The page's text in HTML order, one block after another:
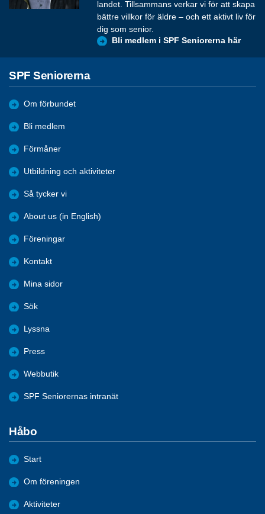
landet. Tillsammans verkar vi för att skapa
bättre villkor för äldre – och ett aktivt liv för
dig som senior.
Bli medlem i SPF Seniorerna här
SPF Seniorerna
Om förbundet
Bli medlem
Förmåner
Utbildning och aktiviteter
Så tycker vi
About us (in English)
Föreningar
Kontakt
Mina sidor
Sök
Lyssna
Press
Webbutik
SPF Seniorernas intranät
Håbo
Start
Om föreningen
Aktiviteter